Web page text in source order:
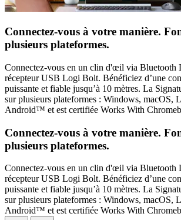
Connectez-vous à votre manière.
plusieurs plateformes.
Connectez-vous en un clin d'œil via Bluetooth
récepteur USB Logi Bolt. Bénéficiez d’une
puissante et fiable jusqu’à 10 mètres. La
sur plusieurs plateformes : Windows, macOS,
Android™ et est certifiée Works With
Connectez-vous à votre manière.
plusieurs plateformes.
Connectez-vous en un clin d'œil via Bluetooth
récepteur USB Logi Bolt. Bénéficiez d’une
puissante et fiable jusqu’à 10 mètres. La
sur plusieurs plateformes : Windows, macOS,
Android™ et est certifiée Works With